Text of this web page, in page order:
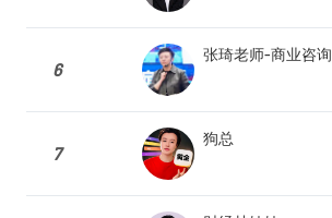
6
张琦老师-商业咨询
7
狗总